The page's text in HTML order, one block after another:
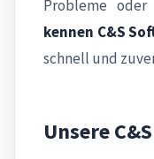
Probleme oder
kennen C&S
schnell und
Unsere